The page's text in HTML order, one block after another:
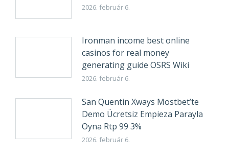
2026. február 6.
Ironman income best online
casinos for real money
generating guide OSRS Wiki
2026. február 6.
San Quentin Xways Mostbet’te
Demo Ücretsiz Empieza Parayla
Oyna Rtp 99 3%
2026. február 6.